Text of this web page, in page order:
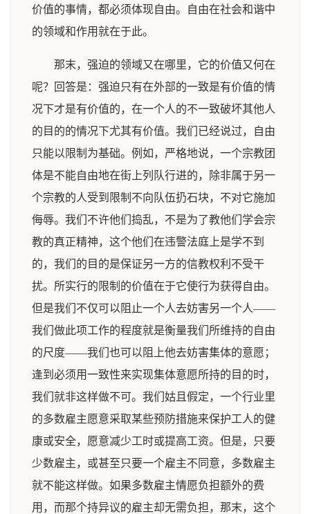
价值的事情，都必须体现自由。自由在社会和谐中
的领域和作用就在于此。
那末，强迫的领域又在哪里，它的价值又何在
呢？回答是：强迫只有在外部的一致是有价值的情
况下才是有价值的，在一个人的不一致破坏其他人
的目的的情况下尤其有价值。我们已经说过，自由
只能以限制为基础。例如，严格地说，一个宗教团
体是不能自由地在街上列队行进的，除非属于另一
个宗教的人受到限制不向队伍扔石块，不对它施加
侮辱。我们不许他们捣乱，不是为了教他们学会宗
教的真正精神，这个他们在违警法庭上是学不到
的，我们的目的是保证另一方的信教权利不受干
扰。所实行的限制的价值在于它使行为获得自由。
但是我们不仅可以阻止一个人去妨害另一个人——
我们做此项工作的程度就是衡量我们所维持的自由
的尺度——我们也可以阻上他去妨害集体的意愿；
逢到必须用一致性来实现集体意愿所持的目的时，
我们就非这样做不可。我们姑且假定，一个行业里
的多数雇主愿意采取某些预防措施来保护工人的健
康或安全，愿意减少工时或提高工资。但是，只要
少数雇主，或甚至只要一个雇主不同意，多数雇主
就不能这样做。如果多数雇主情愿负担额外的费
用，而那个持异议的雇主却无需负担，那末，这个